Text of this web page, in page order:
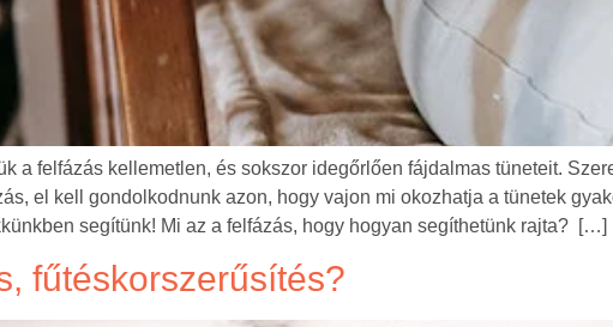
a felfázás kellemetlen, és sokszor idegőrlően fájdalmas tüneteit.
el kell gondolkodnunk azon, hogy vajon mi okozhatja a tünetek
segítünk! Mi az a felfázás, hogy hogyan segíthetünk rajta? […]
fűtéskorszerűsítés?